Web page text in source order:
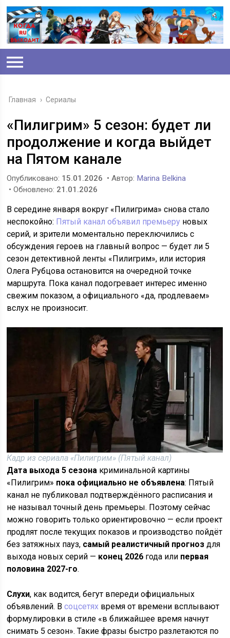
Главная › Сериалы
«Пилигрим» 5 сезон: будет ли
продолжение и когда выйдет
на Пятом канале
Опубликовано: 15.01.2026 • Автор: Marina Belkina
• Обновлено: 21.01.2026
В середине января вокруг «Пилигрима» снова стало
неспокойно: Пятый канал объявил премьеру новых
серий, и зрители моментально переключились с
обсуждения героев на главный вопрос — будет ли 5
сезон детективной ленты «Пилигрим», или история
Олега Рубцова остановится на очередной точке
маршрута. Пока канал подогревает интерес именно
свежим показом, а официального «да, продлеваем»
вслух не произносит.
Кадр из сериала «Пилигрим» (Пятый канал)
Дата выхода 5 сезона криминальной картины
«Пилигрим» пока официально не объявлена: Пятый
канал не публиковал подтверждённого расписания и
не называл точный день премьеры. Поэтому сейчас
можно говорить только ориентировочно — если проект
продлят после текущих показов и производство пойдёт
без затяжных пауз, самый реалистичный прогноз для
выхода новых серий — конец 2026 года или первая
половина 2027-го.
Слухи, как водится, бегут впереди официальных
объявлений. Всоцсетях время от времени всплывают
формулировки в стиле «в ближайшее время начнут
снимать 5 сезон». Такие фразы быстро разлетаются по